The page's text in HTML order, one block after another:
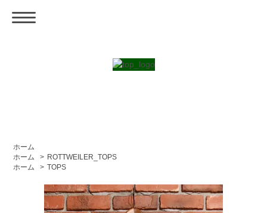
ホーム
ホーム
> ROTTWEILER_TOPS
ホーム
> TOPS